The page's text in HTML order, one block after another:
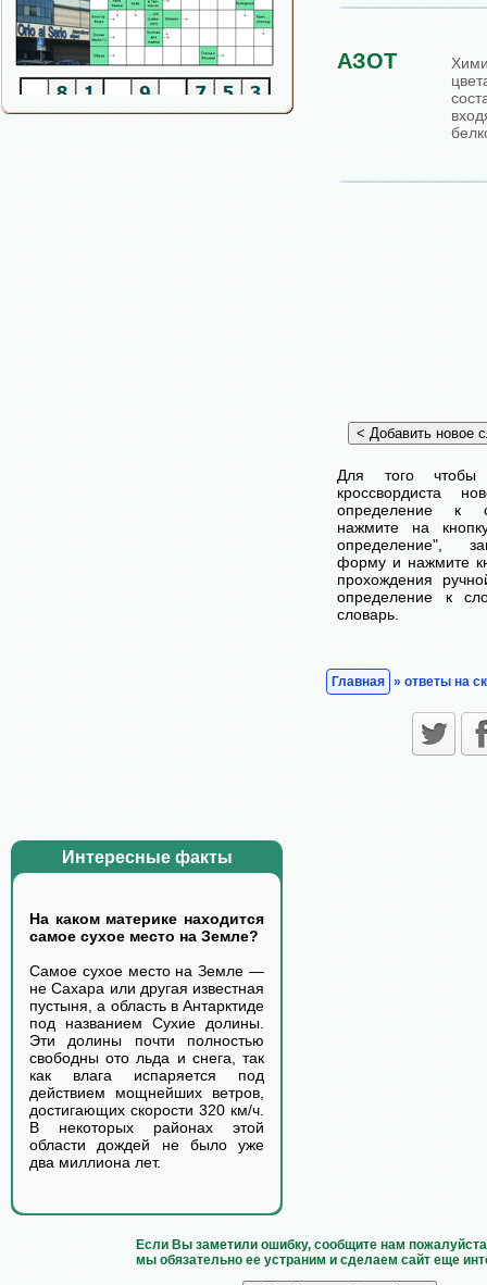
Интересные факты
На каком материке находится
самое сухое место на Земле?
Самое сухое место на Земле —
не Сахара или другая известная
пустыня, а область в Антарктиде
под названием Сухие долины.
Эти долины почти полностью
свободны ото льда и снега, так
как влага испаряется под
действием мощнейших ветров,
достигающих скорости 320 км/ч.
В некоторых районах этой
области дождей не было уже
два миллиона лет.
АЗОТ
Для того чтобы
кроссвордиста
определение к
нажмите на
определение",
форму и нажмите
прохождения
определение к
словарь.
Главная » ответы на
Если Вы заметили ошибку, сообщите нам
мы обязательно ее устраним и сделаем сайт еще